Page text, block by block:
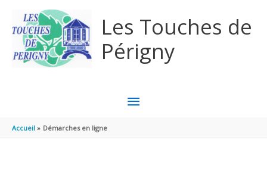
Les Touches de
Périgny
MENU
Accueil Démarches en ligne